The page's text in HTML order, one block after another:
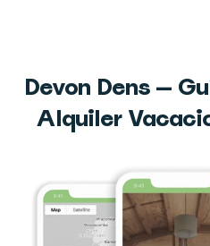
Devon Dens —
Alquiler